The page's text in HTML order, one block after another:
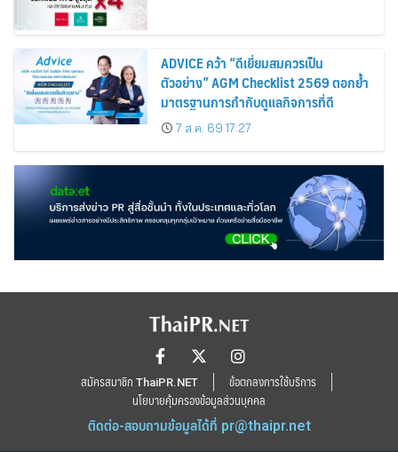
ADVICE คว้า “ดีเยี่ยมสมควรเป็น
ตัวอย่าง” AGM Checklist 2569 ตอกย้ำ
มาตรฐานการกำกับดูแลกิจการที่ดี
7 ส.ค. 69 17:27
สมัครสมาชิก ThaiPR.NET
ข้อตกลงการใช้บริการ
นโยบายคุ้มครองข้อมูลส่วนบุคคล
ติดต่อ-สอบถามข้อมูลได้ที่ pr@thaipr.net